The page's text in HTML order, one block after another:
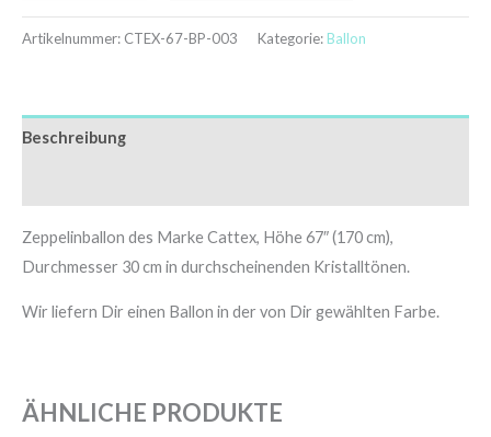
Artikelnummer: CTEX-67-BP-003 Kategorie: Ballon
Beschreibung
Zeppelinballon des Marke Cattex, Höhe 67″ (170 cm),
Durchmesser 30 cm in durchscheinenden Kristalltönen.
Wir liefern Dir einen Ballon in der von Dir gewählten Farbe.
ÄHNLICHE PRODUKTE